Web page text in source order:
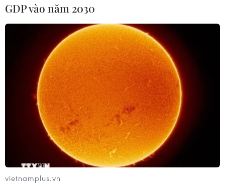
GDP vào năm 2030
vietnamplus.vn